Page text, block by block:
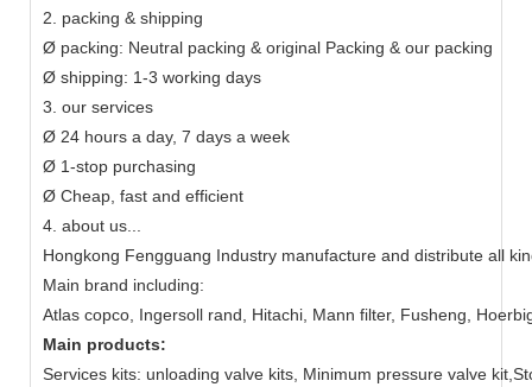
2. packing & shipping
Ø packing: Neutral packing & original Packing & our packing
Ø shipping: 1-3 working days
3. our services
Ø 24 hours a day, 7 days a week
Ø 1-stop purchasing
Ø Cheap, fast and efficient
4. about us...
Hongkong Fengguang Industry manufacture and distribute all
Main brand including:
Atlas copco, Ingersoll rand, Hitachi, Mann filter, Fusheng,
Main products:
Services kits: unloading valve kits, Minimum pressure valve